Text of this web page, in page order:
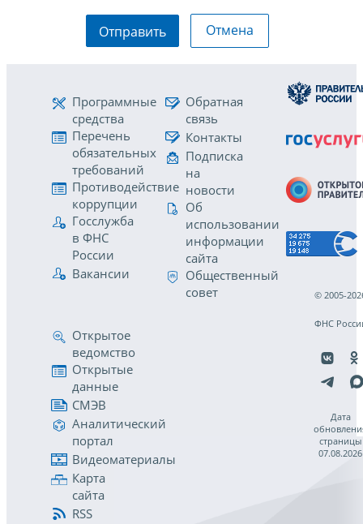
Отправить Отмена
Программные
средства
Перечень
обязательных
требований
Противодействие
коррупции
Госслужба
в ФНС
России
Вакансии
Обратная
связь
Контакты
Подписка
на
новости
Об
использовании
информации
сайта
Общественный
совет
Открытое
ведомство
Открытые
данные
СМЭВ
Аналитический
портал
Видеоматериалы
Карта
сайта
RSS
© 2005-
ФНС
Дата
страницы
07.08.2026